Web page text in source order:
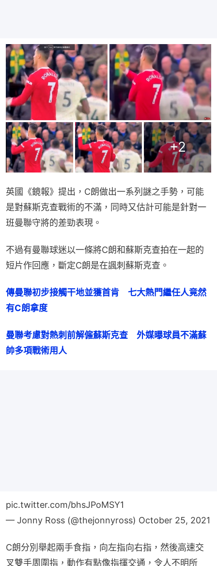
+2
英國《鏡報》提出，C朗做出一系列謎之手勢，可能
是對蘇斯克查戰術的不滿，同時又估計可能是針對一
班曼聯守將的差勁表現。
不過有曼聯球迷以一條將C朗和蘇斯克查拍在一起的
短片作回應，斷定C朗是在諷刺蘇斯克查。
傳曼聯初步接觸干地並獲首肯　七大熱門繼任人竟然
有C朗拿度
曼聯考慮對熱刺前解僱蘇斯克查　外媒曝球員不滿蘇
帥多項戰術用人
pic.twitter.com/bhsJPoMSY1
— Jonny Ross (@thejonnyross) October 25, 2021
C朗分別舉起兩手食指，向左指向右指，然後高速交
叉雙手周圍指，動作有點像指揮交通，令人不明所